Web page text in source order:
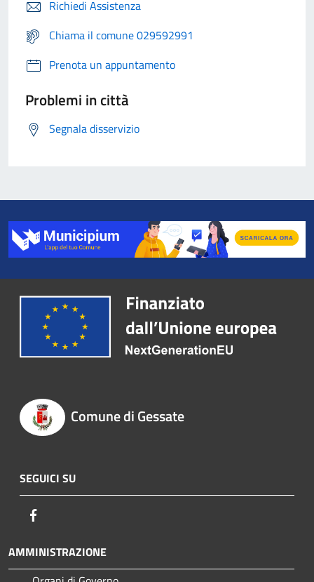
Richiedi Assistenza
Chiama il comune 029592991
Prenota un appuntamento
Problemi in città
Segnala disservizio
Comune di Gessate
SEGUICI SU
AMMINISTRAZIONE